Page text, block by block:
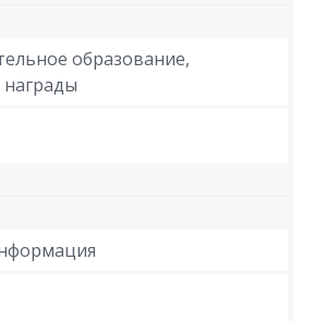
образование,